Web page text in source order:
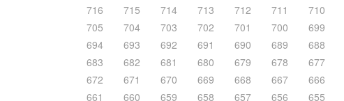
716
715 714 713 712 711 710
705
704 703 702 701 700 699
694
693 692 691 690 689 688
683
682 681 680 679 678 677
672
671 670 669 668 667 666
661
660 659 658 657 656 655